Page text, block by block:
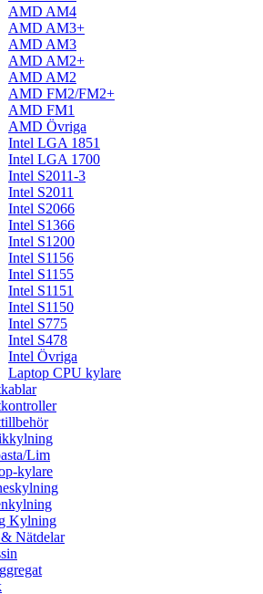
AMD AM4
AMD AM3+
AMD AM3
AMD AM2+
AMD AM2
AMD FM2/FM2+
AMD FM1
AMD Övriga
Intel LGA 1851
Intel LGA 1700
Intel S2011-3
Intel S2011
Intel S2066
Intel S1366
Intel S1200
Intel S1156
Intel S1155
Intel S1151
Intel S1150
Intel S775
Intel S478
Intel Övriga
Laptop CPU kylare
Lim
kylare
Kylning
Nätdelar